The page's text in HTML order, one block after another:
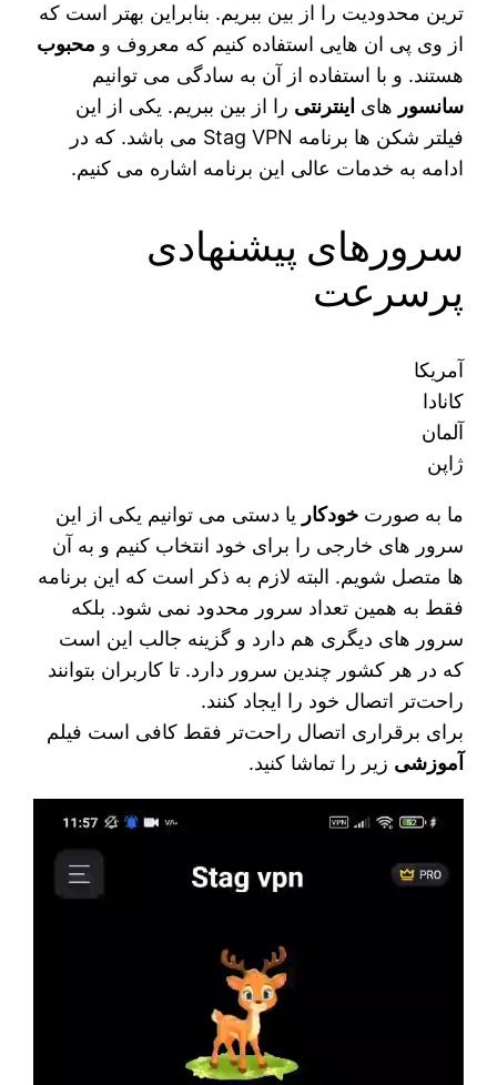
ترین محدودیت را از بین ببریم. بنابراین بهتر است که
از وی پی ان‌ هایی استفاده کنیم که معروف و محبوب
هستند. و با استفاده از آن به سادگی می‌ توانیم
سانسور های اینترنتی را از بین ببریم. یکی از این
فیلتر شکن‌ ها برنامه Stag VPN می‌ باشد. که در
ادامه به خدمات عالی این برنامه اشاره می‌ کنیم.
سرورهای پیشنهادی
پرسرعت
آمریکا
کانادا
آلمان
ژاپن
ما به صورتخودکار یا دستی می‌ توانیم یکی از این
سرور های خارجی را برای خود انتخاب کنیم و به آن
ها متصل شویم. البته لازم به ذکر است که این برنامه
فقط به همین تعداد سرور محدود نمی‌ شود. بلکه
سرور های دیگری هم دارد و گزینه جالب این است
که در هر کشور چندین سرور دارد. تا کاربران بتوانند
راحت‌تر اتصال خود را ایجاد کنند.
برای برقراری اتصال راحت‌تر فقط کافی است فیلم
آموزشی زیر را تماشا کنید.
نمایشگر